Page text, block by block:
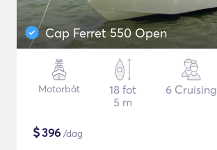
Cap Ferret 550 Open
Motorbåt
18 fot
5 m
6 Cruising
$396 /dag